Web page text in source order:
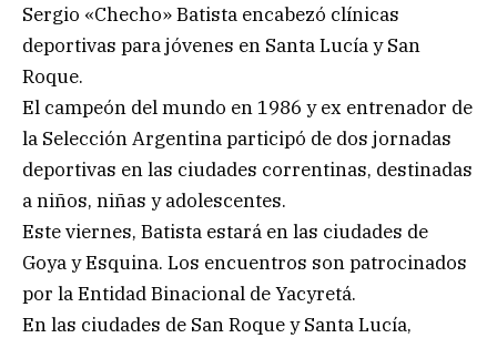
Sergio «Checho» Batista encabezó clínicas
deportivas para jóvenes en Santa Lucía y San
Roque.
El campeón del mundo en 1986 y ex entrenador de
la Selección Argentina participó de dos jornadas
deportivas en las ciudades correntinas, destinadas
a niños, niñas y adolescentes.
Este viernes, Batista estará en las ciudades de
Goya y Esquina. Los encuentros son patrocinados
por la Entidad Binacional de Yacyretá.
En las ciudades de San Roque y Santa Lucía,